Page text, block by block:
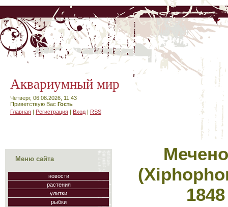
Аквариумный мир
Четверг, 06.08.2026, 11:43
Приветствую Вас Гость
Главная | Регистрация | Вход | RSS
Меню сайта
новости
растения
улитки
рыбки